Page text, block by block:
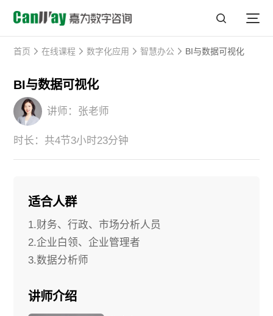
首页 在线课程 数字化应用 智慧办公 BI与数据可视化
BI与数据可视化
讲师：张老师
时长：共4节3小时23分钟
适合人群
1.财务、行政、市场分析人员
2.企业白领、企业管理者
3.数据分析师
讲师介绍